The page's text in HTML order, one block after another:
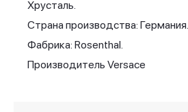
Хрусталь.
Страна производства: Германия.
Фабрика: Rosenthal.
Производитель Versace